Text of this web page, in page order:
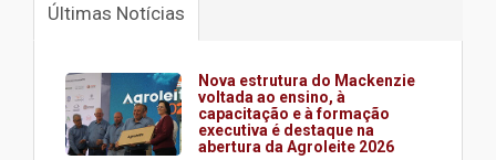
Últimas Notícias
Nova estrutura do Mackenzie
voltada ao ensino, à
capacitação e à formação
executiva é destaque na
abertura da Agroleite 2026